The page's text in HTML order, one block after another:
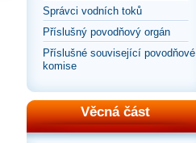
Správci vodních toků
Příslušný povodňový orgán
Příslušné související povodňové
komise
Věcná část